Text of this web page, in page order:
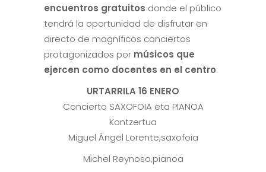
encuentros gratuitos donde el público
tendrá la oportunidad de disfrutar en
directo de magníficos conciertos
protagonizados por músicos que
ejercen como docentes en el centro:
URTARRILA16 ENERO
Concierto SAXOFOIA eta PIANOA
Kontzertua
Miguel Ángel Lorente,saxofoia
Michel Reynoso,pianoa